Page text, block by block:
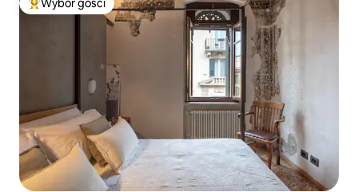
Najpopularniejsze z kategorii Wybór gości